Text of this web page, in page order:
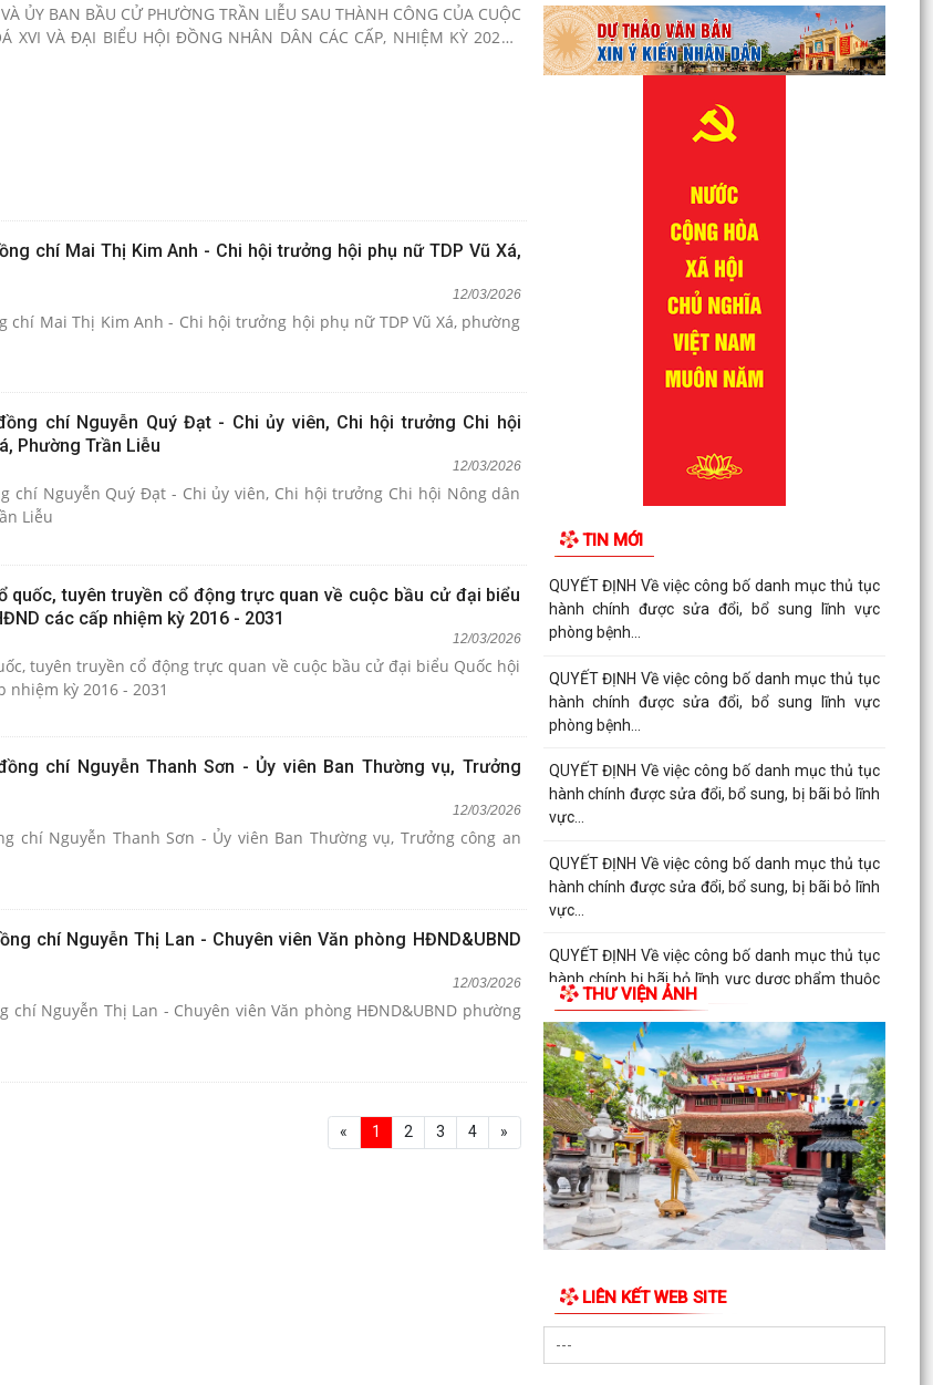
ỦY BAN BẦU CỬ PHƯỜNG TRẦN LIỄU SAU THÀNH CÔNG CỦA CUỘC
XVI VÀ ĐẠI BIỂU HỘI ĐỒNG NHÂN DÂN CÁC CẤP, NHIỆM KỲ 2026 -
chí Mai Thị Kim Anh - Chi hội trưởng hội phụ nữ TDP Vũ Xá,
12/03/2026
chí Mai Thị Kim Anh - Chi hội trưởng hội phụ nữ TDP Vũ Xá, phường
chí Nguyễn Quý Đạt - Chi ủy viên, Chi hội trưởng Chi hội
Phường Trần Liễu
12/03/2026
viên, Chi hội trưởng Chi hội Nông dân
Liễu
quốc, tuyên truyền cổ động trực quan về cuộc bầu cử đại biểu
các cấp nhiệm kỳ 2016 - 2031
12/03/2026
tuyên truyền cổ động trực quan về cuộc bầu cử đại biểu Quốc hội
nhiệm kỳ 2016 - 2031
chí Nguyễn Thanh Sơn - Ủy viên Ban Thường vụ, Trưởng
12/03/2026
chí Nguyễn Thanh Sơn - Ủy viên Ban Thường vụ, Trưởng công an
chí Nguyễn Thị Lan - Chuyên viên Văn phòng HĐND&UBND
12/03/2026
chí Nguyễn Thị Lan - Chuyên viên Văn phòng HĐND&UBND phường
« 1 2 3 4 »
TIN MỚI
QUYẾT ĐỊNH Về việc công bố danh mục thủ tục
hành chính được sửa đổi, bổ sung lĩnh vực
phòng bệnh...
QUYẾT ĐỊNH Về việc công bố danh mục thủ tục
hành chính được sửa đổi, bổ sung lĩnh vực
phòng bệnh...
QUYẾT ĐỊNH Về việc công bố danh mục thủ tục
hành chính được sửa đổi, bổ sung, bị bãi bỏ lĩnh
vực...
QUYẾT ĐỊNH Về việc công bố danh mục thủ tục
hành chính được sửa đổi, bổ sung, bị bãi bỏ lĩnh
vực...
QUYẾT ĐỊNH Về việc công bố danh mục thủ tục
hành chính bị bãi bỏ lĩnh vực dược phẩm thuộc
phạm vi,...
QUYẾT ĐỊNH Về việc công bố danh mục thủ tục
hành chính bị bãi bỏ lĩnh vực dược phẩm thuộc
phạm vi,...
THƯ VIỆN ẢNH
LIÊN KẾT WEB SITE